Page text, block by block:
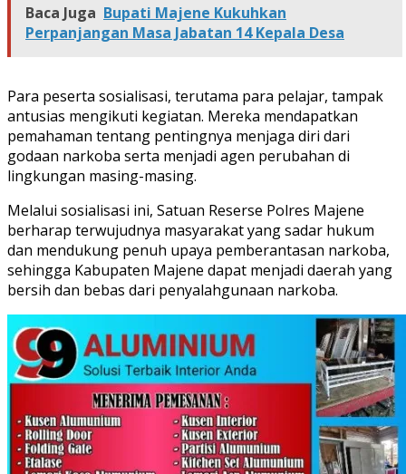
Baca Juga Bupati Majene Kukuhkan
Perpanjangan Masa Jabatan 14 Kepala Desa
Para peserta sosialisasi, terutama para pelajar, tampak
antusias mengikuti kegiatan. Mereka mendapatkan
pemahaman tentang pentingnya menjaga diri dari
godaan narkoba serta menjadi agen perubahan di
lingkungan masing-masing.
Melalui sosialisasi ini, Satuan Reserse Polres Majene
berharap terwujudnya masyarakat yang sadar hukum
dan mendukung penuh upaya pemberantasan narkoba,
sehingga Kabupaten Majene dapat menjadi daerah yang
bersih dan bebas dari penyalahgunaan narkoba.